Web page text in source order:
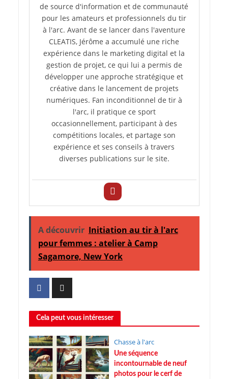
de source d'information et de communauté
pour les amateurs et professionnels du tir
à l'arc. Avant de se lancer dans l'aventure
CLEATIS, Jérôme a accumulé une riche
expérience dans le marketing digital et la
gestion de projet, ce qui lui a permis de
développer une approche stratégique et
créative dans le lancement de projets
numériques. Fan inconditionnel de tir à
l'arc, il pratique ce sport
occasionnellement, participant à des
compétitions locales, et partage son
expérience et ses conseils à travers
diverses publications sur le site.
A découvrir Initiation au tir à l'arc
pour femmes : atelier à Camp
Sagamore, New York
Cela peut vous intéresser
Chasse à l'arc
Une séquence
incontournable de neuf
photos pour le cerf de